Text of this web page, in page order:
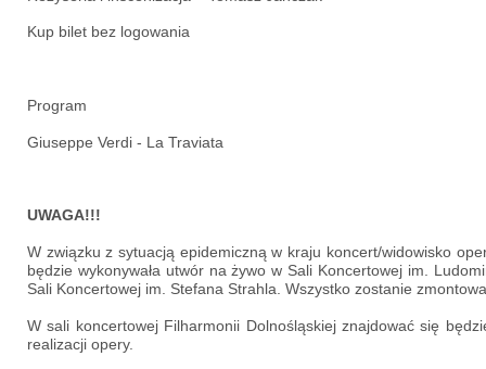
Kup bilet bez logowania
Program
Giuseppe Verdi - La Traviata
UWAGA!!!
W związku z sytuacją epidemiczną w kraju koncert/widowisko
będzie wykonywała utwór na żywo w Sali Koncertowej im.
Sali Koncertowej im. Stefana Strahla. Wszystko zostanie
W sali koncertowej Filharmonii Dolnośląskiej znajdować się
realizacji opery.